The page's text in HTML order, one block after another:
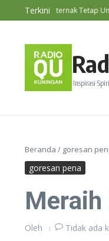
Lewati ke konten
Terkini
Beternak Tetap Untung
Inspirasi
Beranda / goresan
goresan pena
Meraih
Oleh Tidak ada